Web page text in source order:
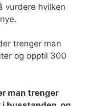
vurdere hvilken
trenger man
og opptil 300
man trenger